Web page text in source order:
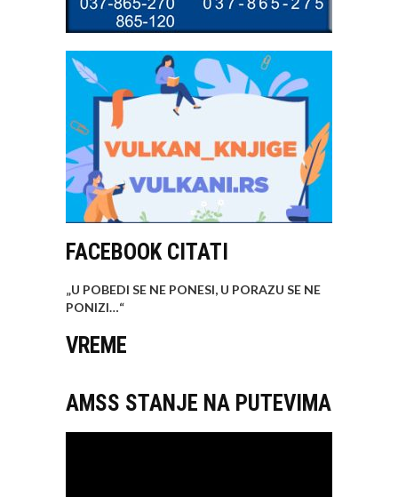
FACEBOOK CITATI
„U POBEDI SE NE PONESI, U PORAZU SE NE
PONIZI…“
VREME
AMSS STANJE NA PUTEVIMA